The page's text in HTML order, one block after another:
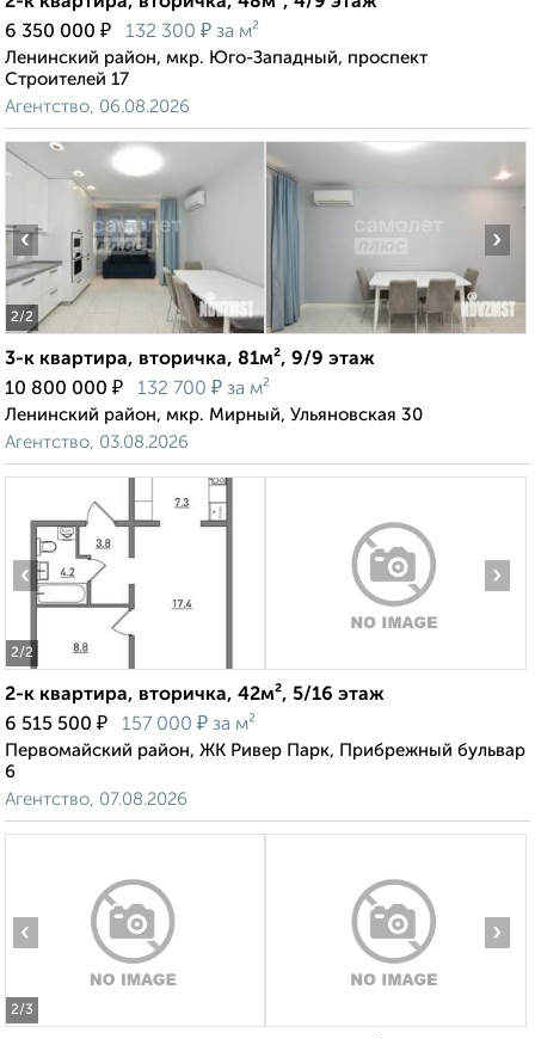
6 350 000 ₽ 132 300 ₽ за м²
Ленинский район, мкр. Юго-Западный, проспект
Строителей 17
Агентство, 06.08.2026
2/2
‹ ›
3-к квартира, вторичка, 81м², 9/9 этаж
10 800 000 ₽ 132 700 ₽ за м²
Ленинский район, мкр. Мирный, Ульяновская 30
Агентство, 03.08.2026
2/2
‹ ›
2-к квартира, вторичка, 42м², 5/16 этаж
6 515 500 ₽ 157 000 ₽ за м²
Первомайский район, ЖК Ривер Парк, Прибрежный бульвар
6
Агентство, 07.08.2026
2/3
‹ ›